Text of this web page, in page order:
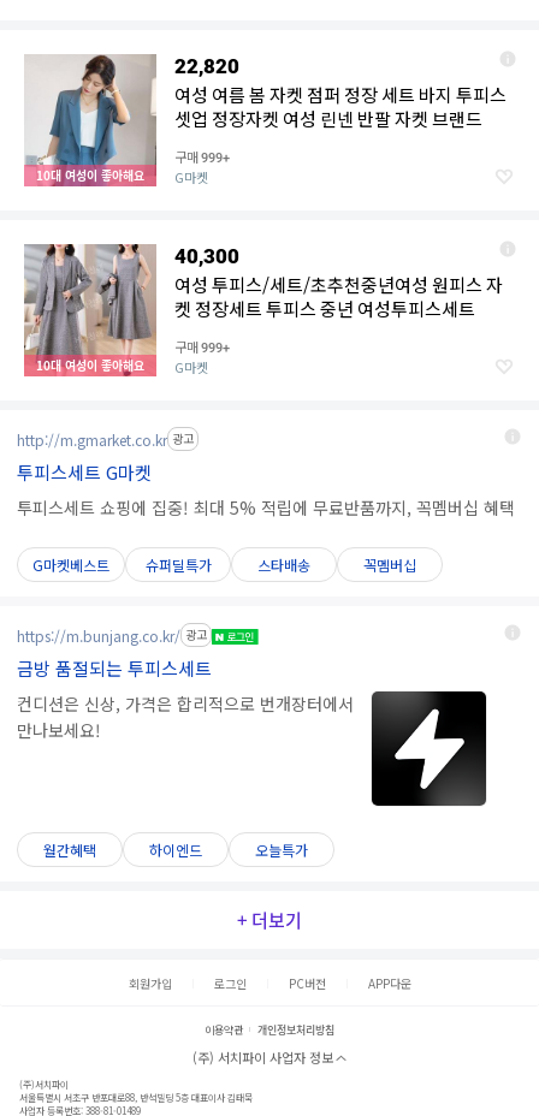
10대 여성이 좋아해요
22,820
여성 여름 봄 자켓 점퍼 정장 세트 바지 투피스
셋업 정장자켓 여성 린넨 반팔 자켓 브랜드
구매999+
G마켓
10대 여성이 좋아해요
40,300
여성 투피스/세트/초추천중년여성 원피스 자
켓 정장세트 투피스 중년 여성투피스세트
구매999+
G마켓
http://m.gmarket.co.kr 광고
투피스세트 G마켓
투피스세트 쇼핑에 집중! 최대 5% 적립에 무료반품까지, 꼭멤버십 혜택
G마켓베스트 슈퍼딜특가 스타배송 꼭멤버십
https://m.bunjang.co.kr/ 광고
금방 품절되는 투피스세트
컨디션은 신상, 가격은 합리적으로 번개장터에서
만나보세요!
월간혜택 하이엔드 오늘특가
+ 더보기
회원가입 로그인 PC버전 APP다운
이용약관 개인정보처리방침
(주) 서치파이 사업자 정보
(주)서치파이
서울특별시 서초구 반포대로88, 반석빌딩 5층 대표이사 김태묵
사업자 등록번호: 388-81-01489